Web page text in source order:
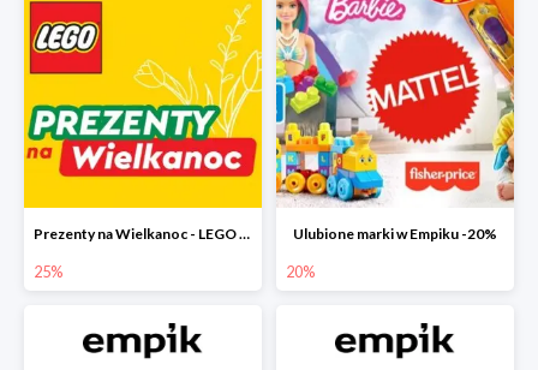
Prezenty na Wielkanoc - LEGO w Empiku do -25%
25%
Ulubione marki w Empiku -20%
20%